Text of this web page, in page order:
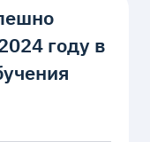
году в